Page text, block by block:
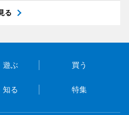
る
遊ぶ 買う
知る 特集